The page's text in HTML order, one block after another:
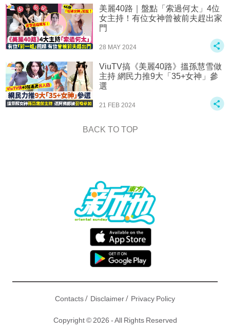
美麗40路｜盤點「索過何太」4位
女主持！有位女神曾被前夫趕出家
門
28 MAY 2024
ViuTV搞《美麗40路》搵孫慧雪做
主持 網民力推9大「35+女神」參
選
21 FEB 2024
BACK TO TOP
Contacts/ Disclaimer/ Privacy Policy
Copyright © 2026 - All Rights Reserved